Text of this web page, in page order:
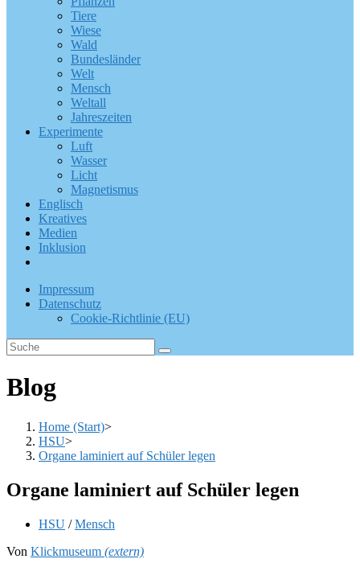
Tiere
Wiese
Wald
Bundesländer
Welt
Mensch
Weltall
Jahreszeiten
Experimente
Luft
Wasser
Licht
Magnetismus
Englisch
Kreatives
Medien
Inklusion
Impressum
Datenschutz
Cookie-Richtlinie (EU)
Blog
Home (Start)>
HSU>
Organe laminiert auf Schüler legen
Organe laminiert auf Schüler legen
Beitrags-
HSU / Mensch
Von Klickmuseum (extern)